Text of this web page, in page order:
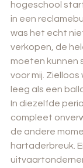
hogeschool
in een
was het echt
verkopen, de
moeten kunnen
voor mij. Zielloos
leeg als een
In diezelfde
compleet
de andere
hartaderbreuk.